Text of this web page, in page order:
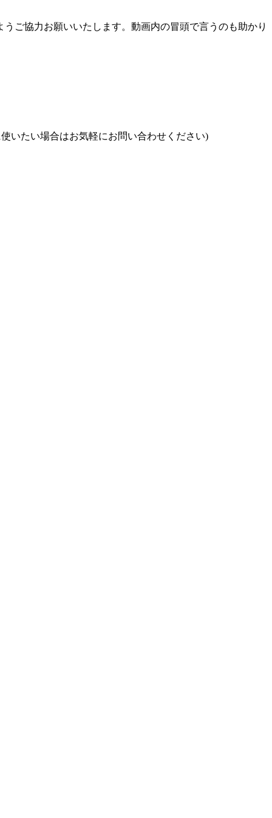
ご協力お願いいたします。動画内の冒頭で言うのも助かり
いたい場合はお気軽にお問い合わせください)